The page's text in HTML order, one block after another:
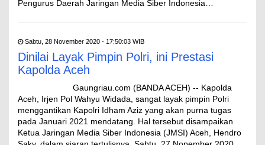
Pengurus Daerah Jaringan Media Siber Indonesia…
Sabtu, 28 November 2020 - 17:50:03 WIB
Dinilai Layak Pimpin Polri, ini Prestasi
Kapolda Aceh
Gaungriau.com (BANDA ACEH) -- Kapolda
Aceh, Irjen Pol Wahyu Widada, sangat layak pimpin Polri
menggantikan Kapolri Idham Aziz yang akan purna tugas
pada Januari 2021 mendatang. Hal tersebut disampaikan
Ketua Jaringan Media Siber Indonesia (JMSI) Aceh, Hendro